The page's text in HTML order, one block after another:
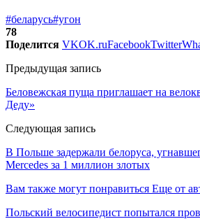
#беларусь#угон
78
Поделится VKOK.ruFacebookTwitter
Предыдущая запись
Беловежская пуща приглашает на
Деду»
Следующая запись
В Польше задержали белоруса,
Mercedes за 1 миллион злотых
Вам также могут понравиться Еще от
Польский велосипедист попытался